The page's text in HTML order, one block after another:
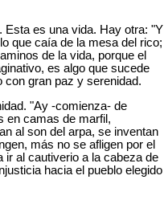
Esta es una vida. Hay otra: "Y
que caía de la mesa del rico;
de la vida, porque el
es algo que sucede
con gran paz y serenidad.
"Ay -comienza- de
en camas de marfil,
al son del arpa, se inventan
más no se afligen por el
ir al cautiverio a la cabeza de
hacia el pueblo elegido